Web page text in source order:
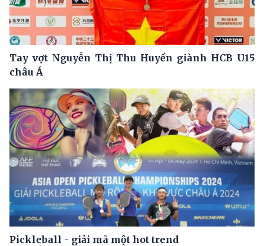
Tay vợt Nguyễn Thị Thu Huyền giành HCB U15
châu Á
Pickleball - giải mã một hot trend